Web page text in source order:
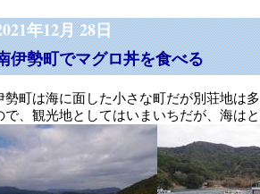
年12月 28日
伊勢町でマグロ丼を食べる
勢町は海に面した小さな町だが別荘地は
で、観光地としてはいまいちだが、海は